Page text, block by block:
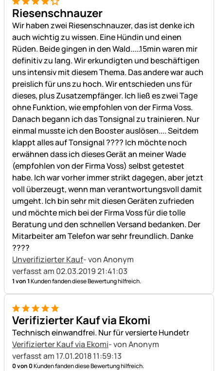
4 von 5
Riesenschnauzer
Wir haben zwei Riesenschnauzer, das ist denke ich
auch wichtig zu wissen. Eine Hündin und einen
Rüden. Beide gingen in den Wald.....15min waren mir
definitiv zu lang. Wir erkundigten und beschäftigen
uns intensiv mit diesem Thema. Das andere war auch
preislich für uns zu hoch. Wir entschieden uns für
dieses, plus Zusatzempfänger. Ich ließ es zwei Tage
ohne Funktion, wie empfohlen von der Firma Voss.
Danach begann ich das Tonsignal zu trainieren. Nur
einmal musste ich den Booster auslösen.... Seitdem
klappt alles auf Tonsignal ???? Ich möchte noch
erwähnen dass ich dieses Gerät an meiner Wade
(empfohlen von der Firma Voss) selbst getestet
habe. Ich war vorher immer strikt dagegen, aber jetzt
voll überzeugt, wenn man verantwortungsvoll damit
umgeht. Ich bin sehr mit diesen Geräten zufrieden
und möchte mich bei der Firma Voss für die tolle
Beratung und den schnellen Versand bedanken. Der
Mitarbeiter am Telefon war sehr freundlich. Danke
????
Unverifizierter Kauf- von Anonym
verfasst am 02.03.2019 21:41:03
1 von 1Kunden fanden diese Bewertung hilfreich.
5 von 5
Verifizierter Kauf via Ekomi
Technisch einwandfrei. Nur für versierte Hundetr
Verifizierter Kauf via Ekomi- von Anonym
verfasst am 17.01.2018 11:59:13
0 von 0Kunden fanden diese Bewertung hilfreich.